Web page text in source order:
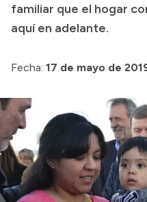
Transparencia
Compras y licitaciones
Consulta de
Consulta de pago a
Convocatorias
Intranet
familiar que el hogar
aquí en adelante.
Fecha: 17 de mayo de